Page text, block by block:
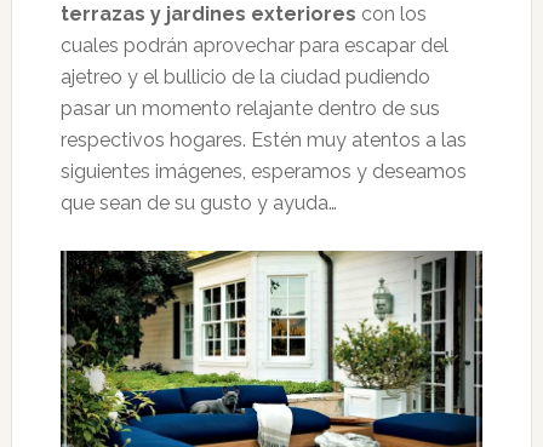
terrazas y jardines exteriores con los
cuales podrán aprovechar para escapar del
ajetreo y el bullicio de la ciudad pudiendo
pasar un momento relajante dentro de sus
respectivos hogares. Estén muy atentos a las
siguientes imágenes, esperamos y deseamos
que sean de su gusto y ayuda…